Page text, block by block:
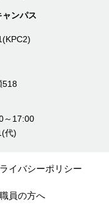
ンパス
518
～17:00
代)
イバシーポリシー
員の方へ